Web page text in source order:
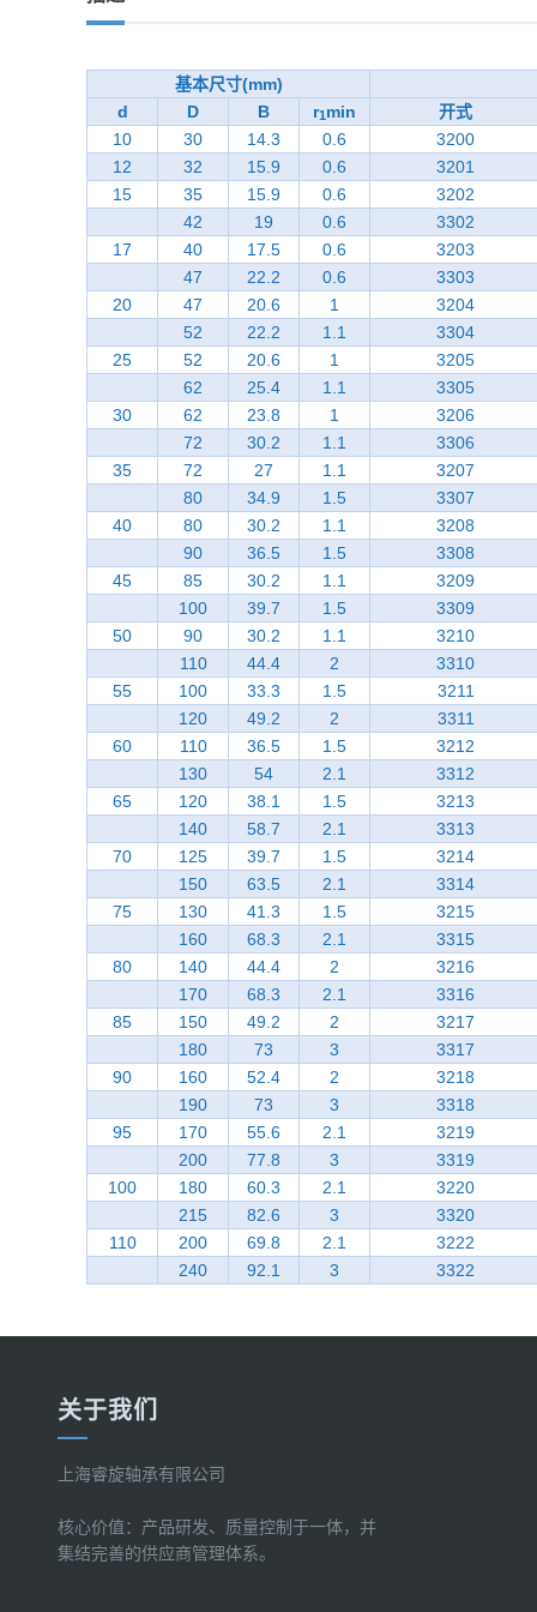
基本尺寸(mm)
d
D B r1 min
开式
10
30 14.3 0.6
3200
12
32 15.9 0.6
3201
15
35 15.9 0.6
3202
42
19 0.6
3302
17
40 17.5 0.6
3203
47
22.2 0.6
3303
20
47 20.6 1
3204
52
22.2 1.1
3304
25
52 20.6 1
3205
62
25.4 1.1
3305
30
62 23.8 1
3206
72
30.2 1.1
3306
35
72 27 1.1
3207
80
34.9 1.5
3307
40
80 30.2 1.1
3208
90
36.5 1.5
3308
45
85 30.2 1.1
3209
100
39.7 1.5
3309
50
90 30.2 1.1
3210
110
44.4 2
3310
55
100 33.3 1.5
3211
120
49.2 2
3311
60
110 36.5 1.5
3212
130
54 2.1
3312
65
120 38.1 1.5
3213
140
58.7 2.1
3313
70
125 39.7 1.5
3214
150
63.5 2.1
3314
75
130 41.3 1.5
3215
160
68.3 2.1
3315
80
140 44.4 2
3216
170
68.3 2.1
3316
85
150 49.2 2
3217
180
73 3
3317
90
160 52.4 2
3218
190
73 3
3318
95
170 55.6 2.1
3219
200
77.8 3
3319
100
180 60.3 2.1
3220
215
82.6 3
3320
110
200 69.8 2.1
3222
240
92.1 3 3322
关于我们
上海睿旋轴承有限公司
核心价值：产品研发、质量控制于一体，并
集结完善的供应商管理体系。